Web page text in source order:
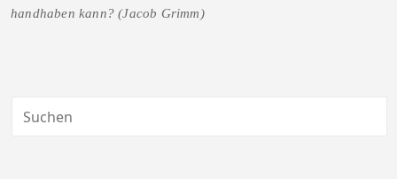
handhaben kann? (Jacob Grimm)